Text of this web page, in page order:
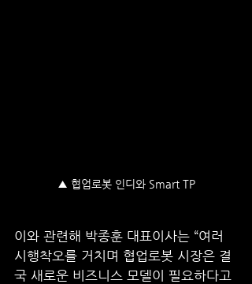
▲ 협업로봇 인디와 Smart TP
이와 관련해 박종훈 대표이사는 “여러
시행착오를 거치며 협업로봇 시장은 결
국 새로운 비즈니스 모델이 필요하다고